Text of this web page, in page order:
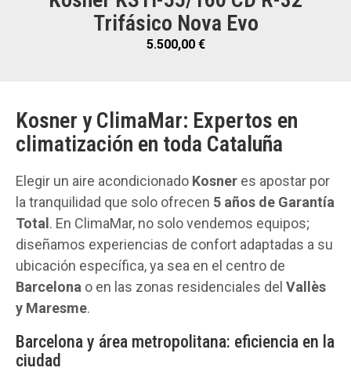
Trifásico Nova Evo
5.500,00 €
Kosner y ClimaMar: Expertos en
climatización en toda Cataluña
Elegir un aire acondicionado Kosner es apostar por
la tranquilidad que solo ofrecen 5 años de Garantía
Total . En ClimaMar, no solo vendemos equipos;
diseñamos experiencias de confort adaptadas a su
ubicación específica, ya sea en el centro de
Barcelona o en las zonas residenciales del Vallès
y Maresme.
Barcelona y área metropolitana: eficiencia en la
ciudad